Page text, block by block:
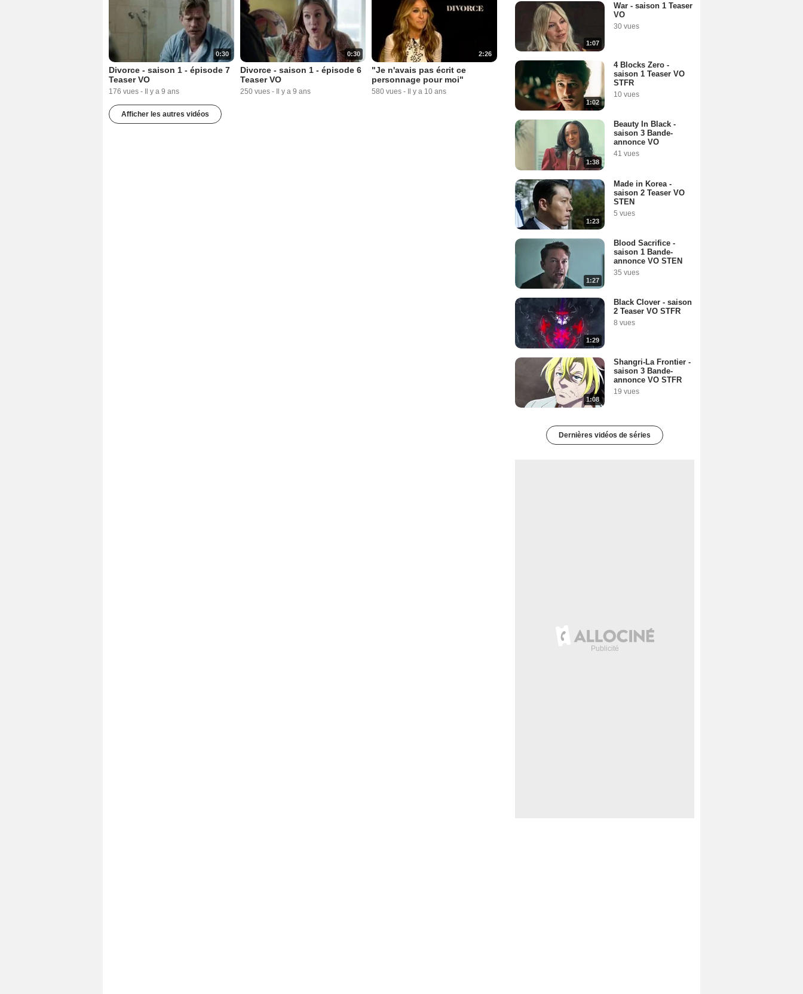
0:30
Divorce - saison 1 - épisode 7
Teaser VO
176 vues - Il y a 9 ans
0:30
Divorce - saison 1 - épisode 6
Teaser VO
250 vues - Il y a 9 ans
2:26
"Je n'avais pas écrit ce
personnage pour moi"
580 vues - Il y a 10 ans
Afficher les autres vidéos
1:07
War - saison 1 Teaser
VO
30 vues
1:02
4 Blocks Zero -
saison 1 Teaser VO
STFR
10 vues
1:38
Beauty In Black -
saison 3 Bande-
annonce VO
41 vues
1:23
Made in Korea -
saison 2 Teaser VO
STEN
5 vues
1:27
Blood Sacrifice -
saison 1 Bande-
annonce VO STEN
35 vues
1:29
Black Clover - saison
2 Teaser VO STFR
8 vues
1:08
Shangri-La Frontier -
saison 3 Bande-
annonce VO STFR
19 vues
Dernières vidéos de séries